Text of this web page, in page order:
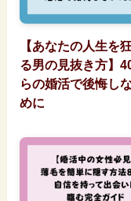
【あなたの人生を
る男の見抜き方】
らの婚活で後悔し
めに